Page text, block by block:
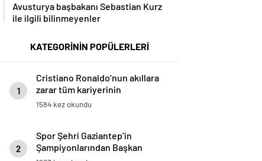
Avusturya başbakanı Sebastian Kurz
ile ilgili bilinmeyenler
KATEGORİNİN POPÜLERLERİ
1
Cristiano Ronaldo’nun akıllara
zarar tüm kariyerinin
istatistiğini çıkardık !
1584 kez okundu
2
Spor Şehri Gaziantep’in
Şampiyonlarından Başkan